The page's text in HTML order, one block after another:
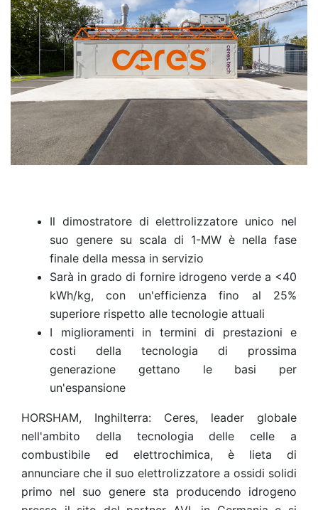
Il dimostratore di elettrolizzatore unico nel
suo genere su scala di 1-MW è nella fase
finale della messa in servizio
Sarà in grado di fornire idrogeno verde a <40
kWh/kg, con un'efficienza fino al 25%
superiore rispetto alle tecnologie attuali
I miglioramenti in termini di prestazioni e
costi della tecnologia di prossima
generazione gettano le basi per
un'espansione
HORSHAM, Inghilterra: Ceres, leader globale
nell'ambito della tecnologia delle celle a
combustibile ed elettrochimica, è lieta di
annunciare che il suo elettrolizzatore a ossidi solidi
primo nel suo genere sta producendo idrogeno